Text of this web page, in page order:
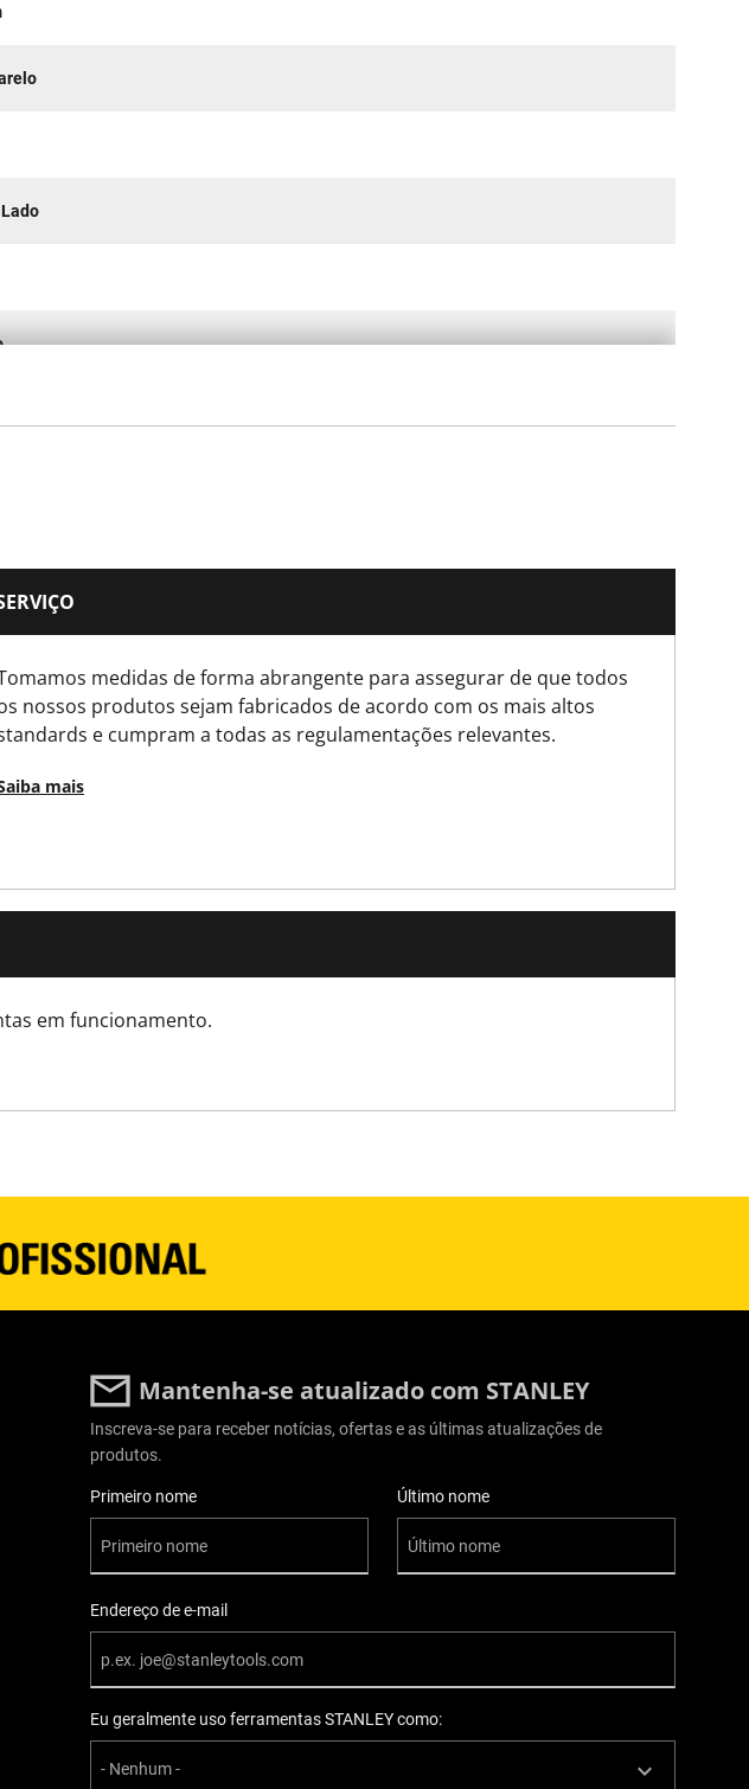
medidas de forma abrangente para assegurar de que todos
nossos produtos sejam fabricados de acordo com os mais altos
e cumpram a todas as regulamentações relevantes.
mais
em funcionamento.
Mantenha-se atualizado com STANLEY
Inscreva-se para receber notícias, ofertas e as últimas atualizações de
produtos.
Informações do Usuário
Primeiro nome Último nome
Endereço de e-mail
Eu geralmente uso ferramentas STANLEY como: